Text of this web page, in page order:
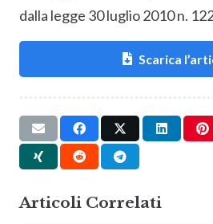
dalla legge 30 luglio 2010 n.
Scarica
Articoli Correlati